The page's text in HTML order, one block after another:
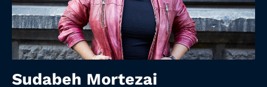
So geht’s
Filmpakete
& Filmpässe
Sudabeh Mortezai